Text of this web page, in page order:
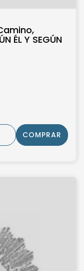
ÉL Y SEGÚN
COMPRAR